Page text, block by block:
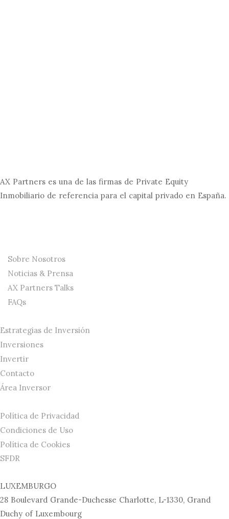
AX Partners es una de las firmas de Private Equity
Inmobiliario de referencia para el capital privado en España.
Sobre Nosotros
Noticias & Prensa
AX Partners Talks
FAQs
Estrategias de Inversión
Inversiones
Invertir
Contacto
Área Inversor
Política de Privacidad
Condiciones de Uso
Política de Cookies
SFDR
LUXEMBURGO
28 Boulevard Grande-Duchesse Charlotte, L-1330, Grand
Duchy of Luxembourg